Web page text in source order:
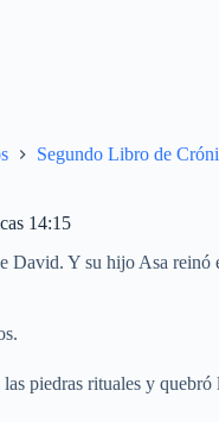
Segundo Libro de
14:15
David. Y su hijo Asa reinó
piedras rituales y quebró